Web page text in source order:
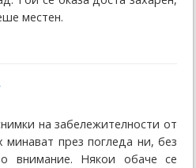
местен.
на забележителности от
през погледа ни, без
внимание. Някои обаче се